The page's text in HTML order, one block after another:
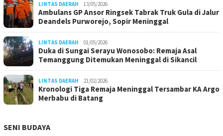
LINTAS DAERAH 13/05/2026
Ambulans GP Ansor Ringsek Tabrak Truk Gula di Jalur
Deandels Purworejo, Sopir Meninggal
LINTAS DAERAH 01/05/2026
Duka di Sungai Serayu Wonosobo: Remaja Asal
Temanggung Ditemukan Meninggal di Sikancil
LINTAS DAERAH 21/02/2026
Kronologi Tiga Remaja Meninggal Tersambar KA Argo
Merbabu di Batang
SENI BUDAYA